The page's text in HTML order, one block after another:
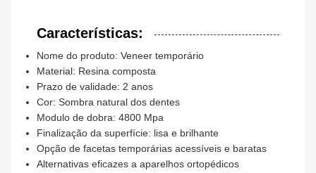
Características:
Nome do produto: Veneer temporário
Material: Resina composta
Prazo de validade: 2 anos
Cor: Sombra natural dos dentes
Modulo de dobra: 4800 Mpa
Finalização da superfície: lisa e brilhante
Opção de facetas temporárias acessíveis e baratas
Alternativas eficazes a aparelhos ortopédicos